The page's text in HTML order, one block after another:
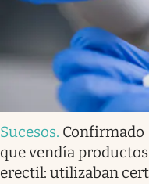
Sucesos. Confirmado
que vendía
erectil: utilizaban